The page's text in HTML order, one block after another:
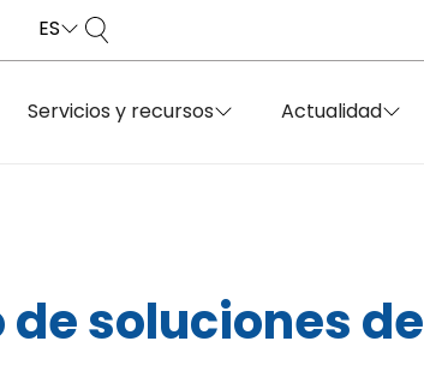
ES
Servicios y recursos Actualidad
de soluciones de